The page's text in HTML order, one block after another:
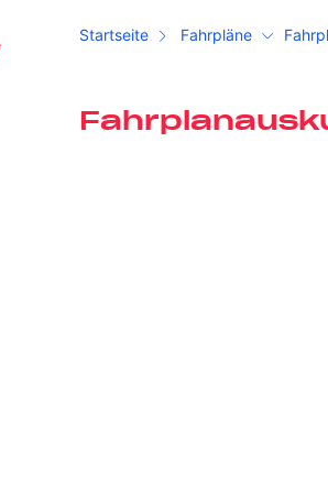
Startseite Fahrpläne